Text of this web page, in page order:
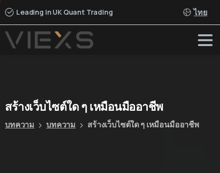
Leading in UK Quant Trading ไทย
สร้างเว็บไซต์ใดๆ เหมือนมืออาชีพ
บทความ บทความ สร้างเว็บไซต์ใด ๆ เหมือนมืออาชีพ